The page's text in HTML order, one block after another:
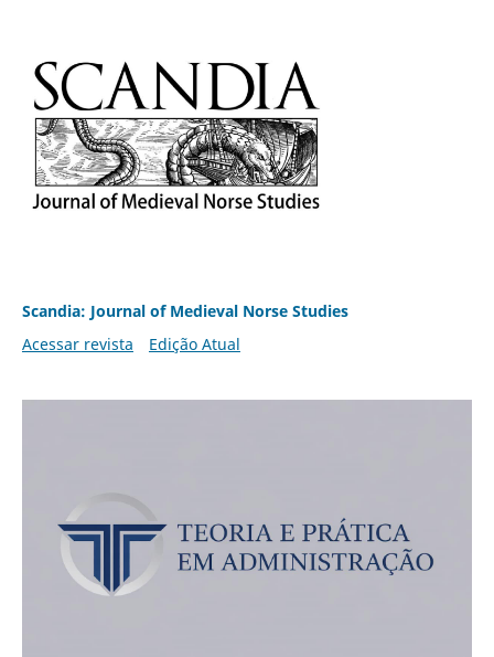
Scandia: Journal of Medieval Norse Studies
Acessar revista
Edição Atual